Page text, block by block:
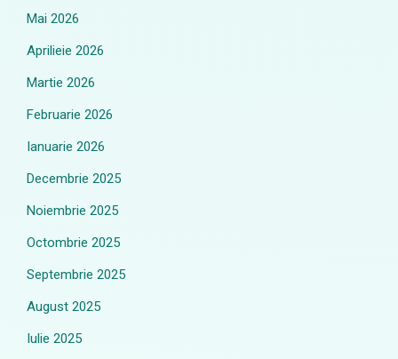
Mai 2026
Aprilieie 2026
Martie 2026
Februarie 2026
Ianuarie 2026
Decembrie 2025
Noiembrie 2025
Octombrie 2025
Septembrie 2025
August 2025
Iulie 2025